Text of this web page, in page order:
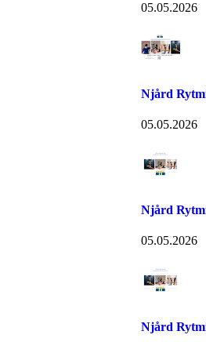
05.05.2026
Njård
05.05.2026
Njård
05.05.2026
Njård